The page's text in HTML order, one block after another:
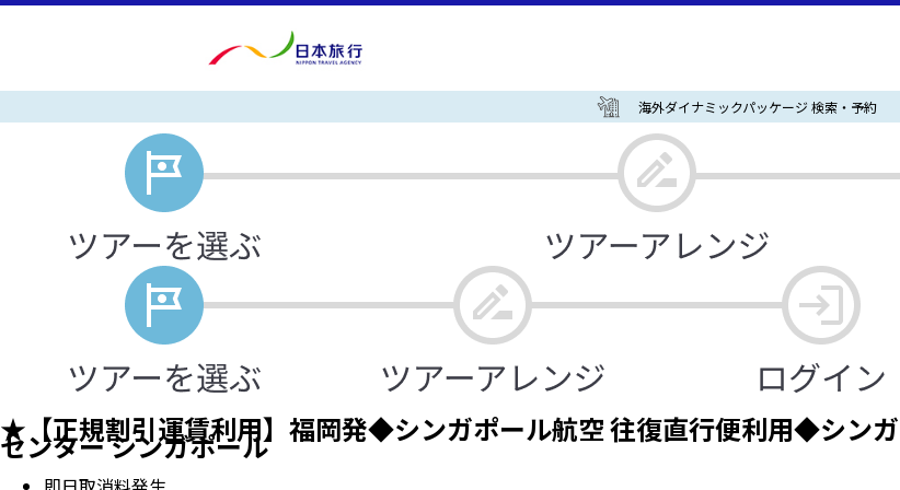
海外ダイナミックパッケージ 検索・予約
★【正規割引運賃利用】福岡発◆シンガポール航空 往復直行便利用◆シン
センター シンガポール